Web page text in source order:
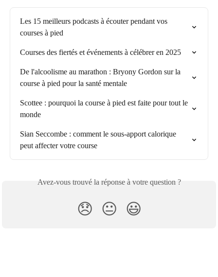
Les 15 meilleurs podcasts à écouter pendant vos
courses à pied
Courses des fiertés et événements à célébrer en 2025
De l'alcoolisme au marathon : Bryony Gordon sur la
course à pied pour la santé mentale
Scottee : pourquoi la course à pied est faite pour tout le
monde
Sian Seccombe : comment le sous-apport calorique
peut affecter votre course
Avez-vous trouvé la réponse à votre question ?
😞 😐 😃